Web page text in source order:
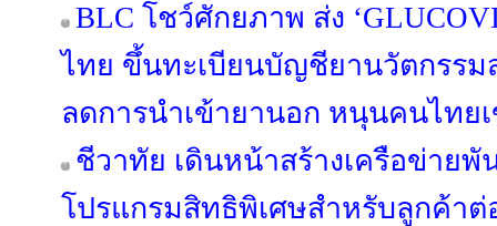
BLC โชว์ศักยภาพ ส่ง
ไทย ขึ้นทะเบียนบัญชียานวัตกรรม
ลดการนำเข้ายานอก หนุนคนไทย
ชีวาทัย เดินหน้าสร้างเครือข่า
โปรแกรมสิทธิพิเศษสำหรับลูกค้า